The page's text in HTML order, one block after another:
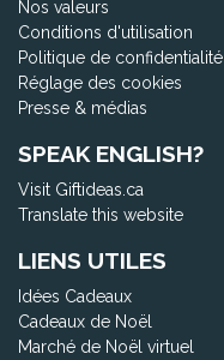
Nos valeurs
Conditions d'utilisation
Politique de confidentialité
Réglage des cookies
Presse & médias
SPEAK ENGLISH?
Visit Giftideas.ca
Translate this website
LIENS UTILES
Idées Cadeaux
Cadeaux de Noël
Marché de Noël virtuel